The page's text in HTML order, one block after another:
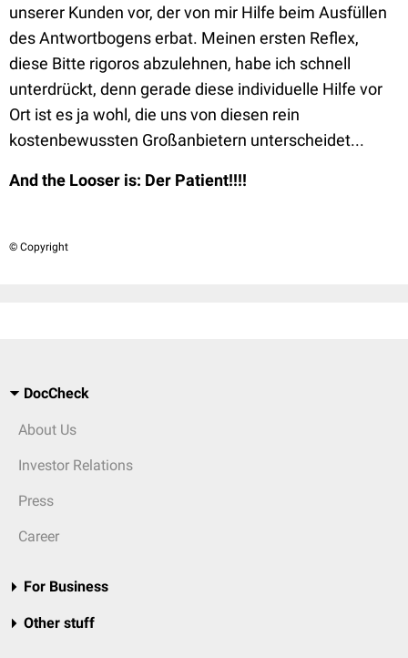
unserer Kunden vor, der von mir Hilfe beim Ausfüllen
des Antwortbogens erbat. Meinen ersten Reflex,
diese Bitte rigoros abzulehnen, habe ich schnell
unterdrückt, denn gerade diese individuelle Hilfe vor
Ort ist es ja wohl, die uns von diesen rein
kostenbewussten Großanbietern unterscheidet...
And the Looser is: Der Patient!!!!
© Copyright
DocCheck
About Us
Investor Relations
Press
Career
For Business
Other stuff